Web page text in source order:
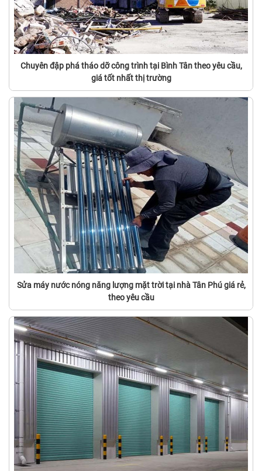
Chuyên đập phá tháo dỡ công trình tại Bình Tân theo yêu cầu,
giá tốt nhất thị trường
Sửa máy nước nóng năng lượng mặt trời tại nhà Tân Phú giá rẻ,
theo yêu cầu